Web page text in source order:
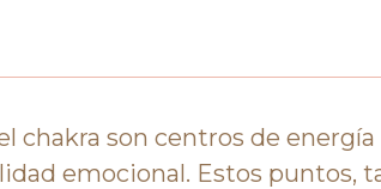
chakra son centros de
emocional. Estos puntos,